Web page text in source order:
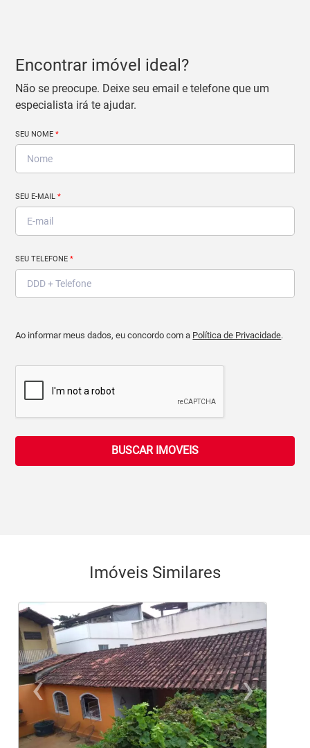
Encontrar imóvel ideal?
Não se preocupe. Deixe seu email e telefone que um
especialista irá te ajudar.
SEU NOME*
SEU E-MAIL*
SEU TELEFONE*
Ao informar meus dados, eu concordo com a Política de Privacidade.
BUSCAR IMOVEIS
Imóveis Similares
‹
Previous
›